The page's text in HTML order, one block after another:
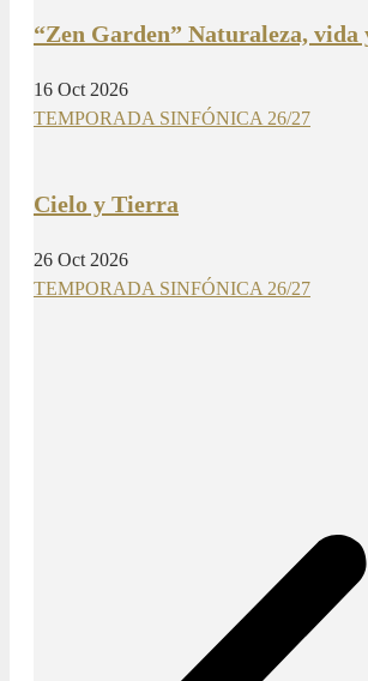
“Zen Garden” Naturaleza, vida
16 Oct 2026
TEMPORADA SINFÓNICA 26/27
Cielo y Tierra
26 Oct 2026
TEMPORADA SINFÓNICA 26/27